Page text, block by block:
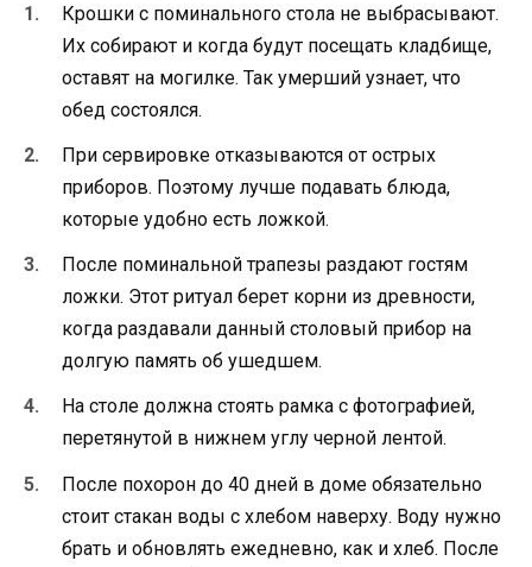
Крошки с поминального стола не выбрасывают.
Их собирают и когда будут посещать кладбище,
оставят на могилке. Так умерший узнает, что
обед состоялся.
При сервировке отказываются от острых
приборов. Поэтому лучше подавать блюда,
которые удобно есть ложкой.
После поминальной трапезы раздают гостям
ложки. Этот ритуал берет корни из древности,
когда раздавали данный столовый прибор на
долгую память об ушедшем.
На столе должна стоять рамка с фотографией,
перетянутой в нижнем углу черной лентой.
После похорон до 40 дней в доме обязательно
стоит стакан воды с хлебом наверху. Воду нужно
брать и обновлять ежедневно, как и хлеб. После